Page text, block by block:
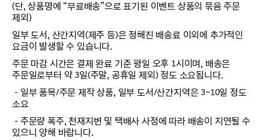
(단, 상품명에 “무료배송”으로 표기된 이벤트 상품의 묶음 주문
제외)
일부 도서, 산간지역(제주 등)은 정해진 배송료 이외에 추가적인
요금이 발생할 수 있습니다.
주문 마감 시간은 결제 완료 기준 평일 오후 1시이며, 배송은
주문일로부터 약 3일(주말, 공휴일 제외) 정도 소요됩니다.
－일부 품목/주문 제작 상품, 일부 도서/산간지역은 3~10일 정도
소요
－주문량 폭주, 천재지변 및 택배사 사정에 따라 배송이 지연될 수
있으니 양해 바랍니다.